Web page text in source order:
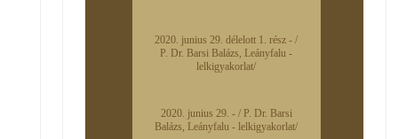
2020. junius 29. délelott 1. rész - /
P. Dr. Barsi Balázs, Leányfalu -
lelkigyakorlat/
2020. junius 29. - / P. Dr. Barsi
Balázs, Leányfalu - lelkigyakorlat/